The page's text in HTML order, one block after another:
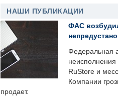
НАШИ ПУБЛИКАЦИИ
ФАС
Федеральная
неисполнения
RuStore и
Компании
продает.